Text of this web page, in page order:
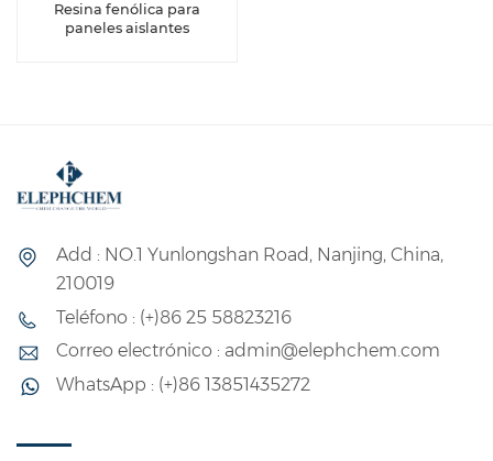
Resina fenólica para
paneles aislantes
Add : NO.1 Yunlongshan Road, Nanjing, China,
210019
Teléfono : (+)86 25 58823216
Correo electrónico : admin@elephchem.com
WhatsApp : (+)86 13851435272